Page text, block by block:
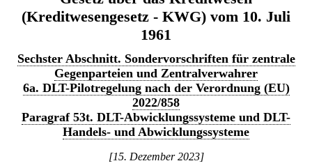
(Kreditwesengesetz - KWG) vom 10. Juli
1961
Sechster Abschnitt. Sondervorschriften für zentrale
Gegenparteien und Zentralverwahrer
6a. DLT-Pilotregelung nach der Verordnung (EU)
2022/858
Paragraf 53t. DLT-Abwicklungssysteme und DLT-
Handels- und Abwicklungssysteme
[15. Dezember 2023]